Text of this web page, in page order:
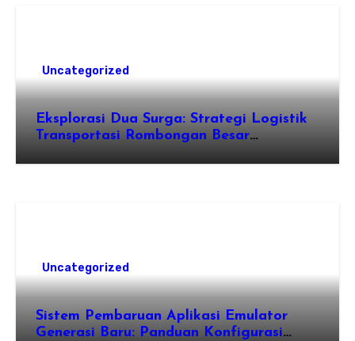
Uncategorized
Eksplorasi Dua Surga: Strategi Logistik
Transportasi Rombongan Besar
Uncategorized
Sistem Pembaruan Aplikasi Emulator
Generasi Baru: Panduan Konfigurasi